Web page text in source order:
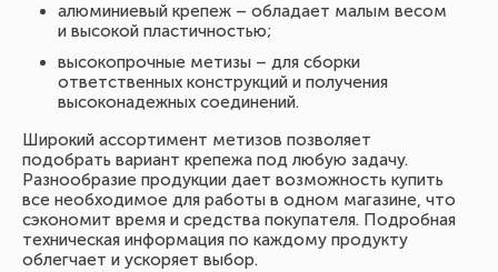
алюминиевый крепеж – обладает малым весом
и высокой пластичностью;
высокопрочные метизы – для сборки
ответственных конструкций и получения
высоконадежных соединений.
Широкий ассортимент метизов позволяет
подобрать вариант крепежа под любую задачу.
Разнообразие продукции дает возможность купить
все необходимое для работы в одном магазине, что
сэкономит время и средства покупателя. Подробная
техническая информация по каждому продукту
облегчает и ускоряет выбор.